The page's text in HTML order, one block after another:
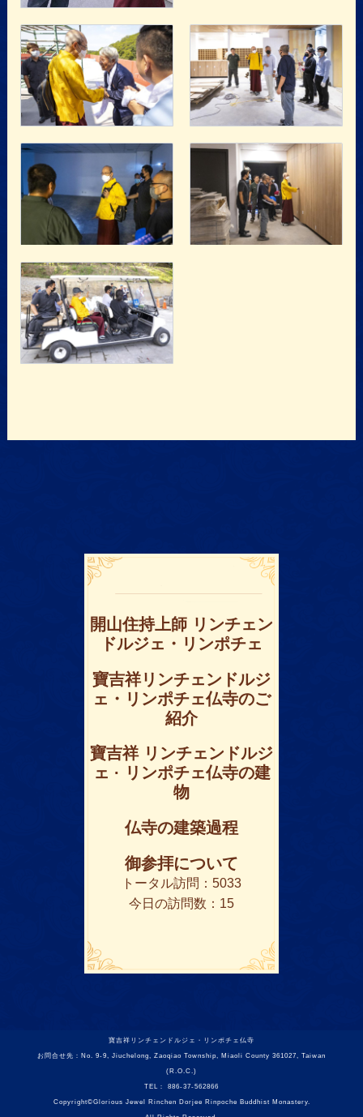
開山住持上師 リンチェン
ドルジェ・リンポチェ
寶吉祥リンチェンドルジ
ェ・リンポチェ仏寺のご
紹介
寶吉祥 リンチェンドルジ
ェ · リンポチェ仏寺の建
物
仏寺の建築過程
御参拝について
トータル訪問：5033
今日の訪問数：15
寶吉祥リンチェンドルジェ・リンポチェ仏寺
お問合せ先：No. 9-9, Jiuchelong, Zaoqiao Township, Miaoli County 361027, Taiwan
(R.O.C.)
TEL： 886-37-562866
Copyright©Glorious Jewel Rinchen Dorjee Rinpoche Buddhist Monastery.